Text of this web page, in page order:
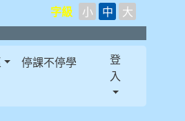
字級 小 中 大
停課不停學
登
入